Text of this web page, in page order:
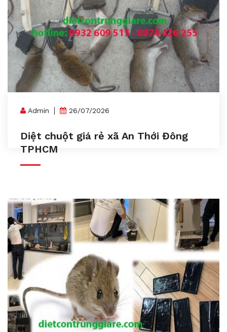
Admin 26/07/2026
Diệt chuột giá rẻ xã An Thới Đông
TPHCM